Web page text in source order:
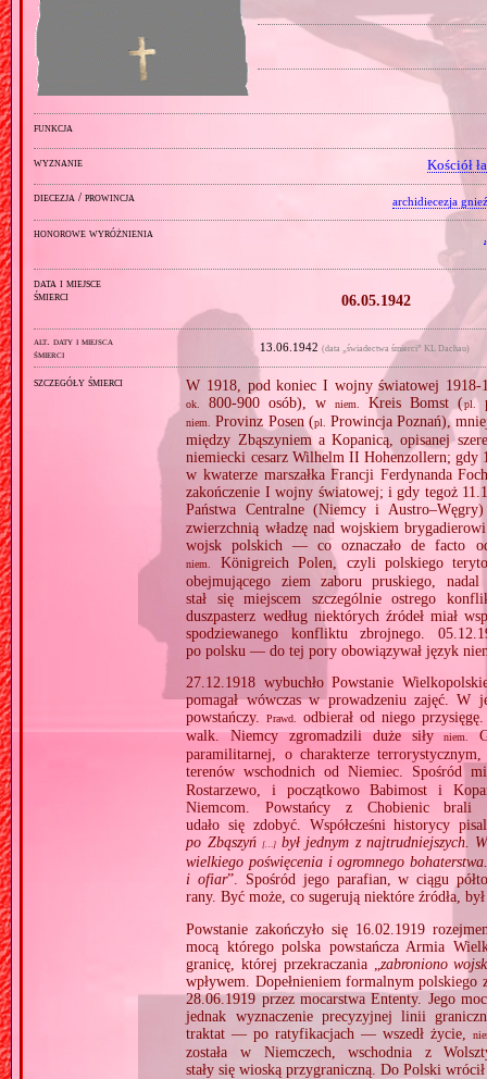
funkcja
wyznanie Kościół
diecezja / prowincja archidiecezja
honorowe wyróżnienia
data i miejsce
śmierci
06.05.1942
alt. daty i miejsca
śmierci
13.06.1942(data „świadectwa śmierci” KL Dachau)
szczegóły śmierci W 1918, pod koniec I wojny światowej
ok. 800‐900 osób), wniem. Kreis Bomst (pl.
niem. Provinz Posen (pl. Prowincja Poznań),
między Zbąszyniem a Kopanicą, opisanej
niemiecki cesarz Wilhelm II Hohenzollern; gdy
w kwaterze marszałka Francji Ferdynanda
zakończenie I wojny światowej; i gdy tegoż
Państwa Centralne (Niemcy i
zwierzchnią władzę nad wojskiem
wojsk polskich — co oznaczało de facto
niem.
Königreich Polen, czyli polskiego
obejmującego ziem zaboru pruskiego,
stał się miejscem szczególnie ostrego
duszpasterz według niektórych źródeł miał
spodziewanego konfliktu zbrojnego.
po polsku — do tej pory obowiązywał język
27.12.1918 wybuchło Powstanie
pomagał wówczas w prowadzeniu zajęć. W
powstańczy.Prawd.
odbierał od niego
walk. Niemcy zgromadzili duże siłyniem.
paramilitarnej, o charakterze
terenów wschodnich od Niemiec. Spośród
Rostarzewo, i początkowo Babimost i
Niemcom. Powstańcy z Chobienic
udało się zdobyć. Współcześni historycy
po Zbąszyń […]był jednym z najtrudniejszych.
wielkiego poświęcenia i ogromnego
i ofiar”. Spośród jego parafian, w ciągu
rany. Być może, co sugerują niektóre źródła,
Powstanie zakończyło się 16.02.1919
mocą którego polska powstańcza Armia
granicę, której przekraczania „ zabroniono
wpływem. Dopełnieniem formalnym
28.06.1919 przez mocarstwa Ententy. Jego
jednak wyznaczenie precyzyjnej linii
traktat — po ratyfikacjach — wszedł życie,
została w Niemczech, wschodnia z
stały się wioską przygraniczną. Do Polski